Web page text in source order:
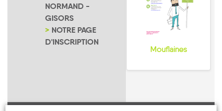
NORMAND -
GISORS
NOTRE PAGE
D'INSCRIPTION
Mouflaines